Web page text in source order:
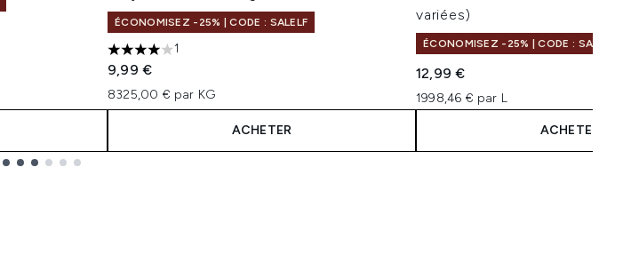
ÉCONOMISEZ -25% | CODE : SALELF
4 étoiles sur un maximum de 5
1
9,99 €
8325,00 € par KG
ACHETER
variées)
ÉCONOMISEZ -25% | CODE : SALELF
12,99 €
1998,46 € par L
ACHETER